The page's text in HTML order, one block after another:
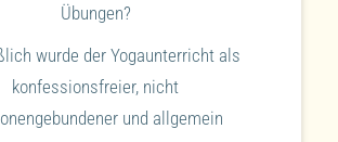
Übungen?
wurde der Yogaunterricht als
konfessionsfreier, nicht
und allgemein